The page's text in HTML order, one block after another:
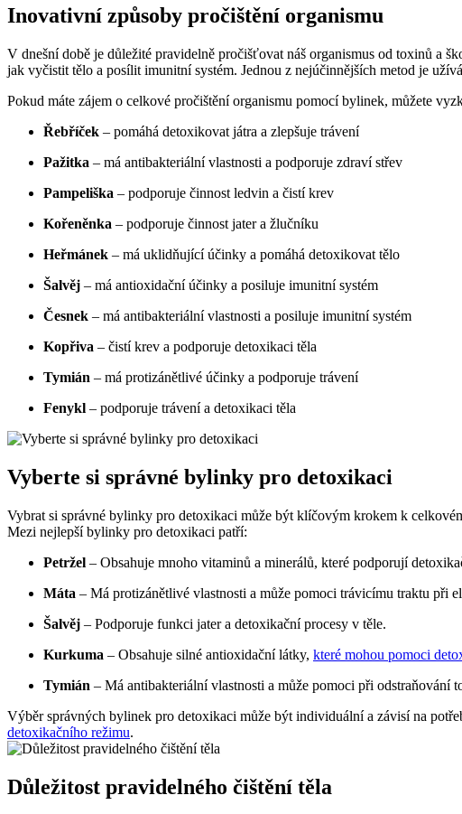
Inovativní způsoby pročištění organismu
V dnešní době je důležité pravidelně pročišťovat náš organismus od toxinů a
jak vyčistit tělo a posílit imunitní systém. Jednou z nejúčinnějších metod je
Pokud máte zájem o celkové pročištění organismu pomocí bylinek, můžete
Řebříček – pomáhá detoxikovat játra a zlepšuje trávení
Pažitka – má antibakteriální vlastnosti a podporuje zdraví střev
Pampeliška – podporuje činnost ledvin a čistí krev
Kořeněnka – podporuje činnost jater a žlučníku
Heřmánek – má uklidňující účinky a pomáhá detoxikovat tělo
Šalvěj – má antioxidační účinky a posiluje imunitní systém
Česnek – má antibakteriální vlastnosti a posiluje imunitní systém
Kopřiva – čistí krev a podporuje detoxikaci těla
Tymián – má protizánětlivé účinky a podporuje trávení
Fenykl – podporuje trávení a detoxikaci těla
Vyberte si správné bylinky pro detoxikaci
Vybrat si správné bylinky pro detoxikaci může být klíčovým krokem k
Mezi nejlepší bylinky pro detoxikaci patří:
Petržel – Obsahuje mnoho vitaminů a minerálů, které podporují
Máta – Má protizánětlivé vlastnosti a může pomoci trávicímu traktu při
Šalvěj – Podporuje funkci jater a detoxikační procesy v těle.
Kurkuma – Obsahuje silné antioxidační látky, které mohou pomoci
Tymián – Má antibakteriální vlastnosti a může pomoci při odstraňování
Výběr správných bylinek pro detoxikaci může být individuální a závisí na
detoxikačního režimu.
Důležitost pravidelného čištění těla